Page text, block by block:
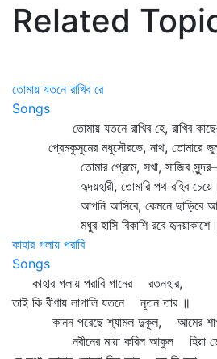
Related
তোমায় যতনে রাখিব রে
Songs
তোমায় যতনে রাখিব হে, রাখিব
প্রেমকুসুমের মধুসৌরভে, নাথ, তোমারে
তোমার প্রেমে, সখা, সাজিব সুন্দর–
হৃদয়হারী, তোমারি পথ রহিব
আপনি আসিবে, কেমনে ছাড়িবে
মধুর হাসি বিকাশি রবে
কাহার গলায় পরাবি
Songs
কাহার গলায় পরাবি গানের রতনহার,
তাই কি বীণায় লাগালি যতনে নূতন তার ॥
কানন পরেছে শ্যামল দুকূল, আমের
নবীনের মায়া করিল আকুল হিয়া